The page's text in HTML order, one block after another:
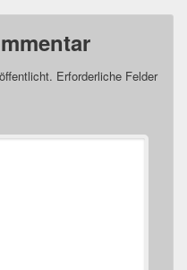
Erforderliche Felder